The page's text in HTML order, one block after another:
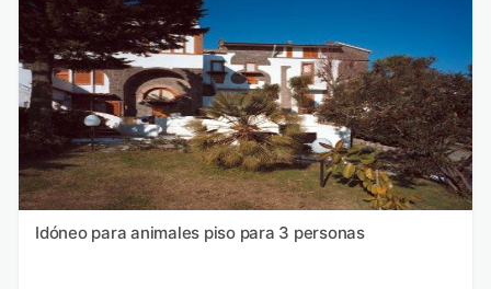
Idóneo para animales piso para 3 personas